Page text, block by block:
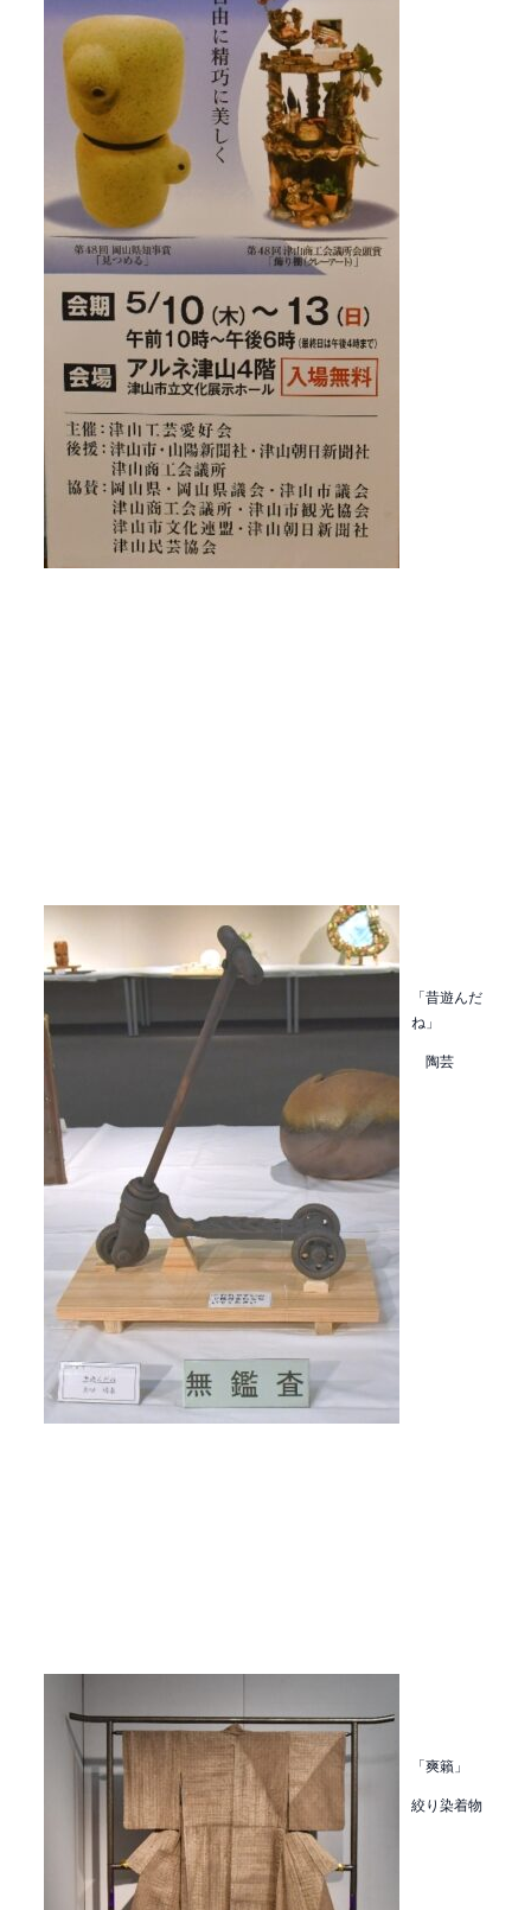
「昔遊んだ
ね」
陶芸
「爽籟」
絞り染着物